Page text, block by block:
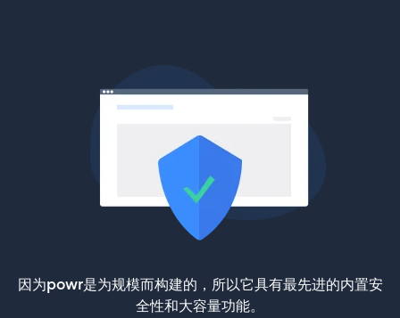
因为powr是为规模而构建的，所以它具有最先进的内置安
全性和大容量功能。